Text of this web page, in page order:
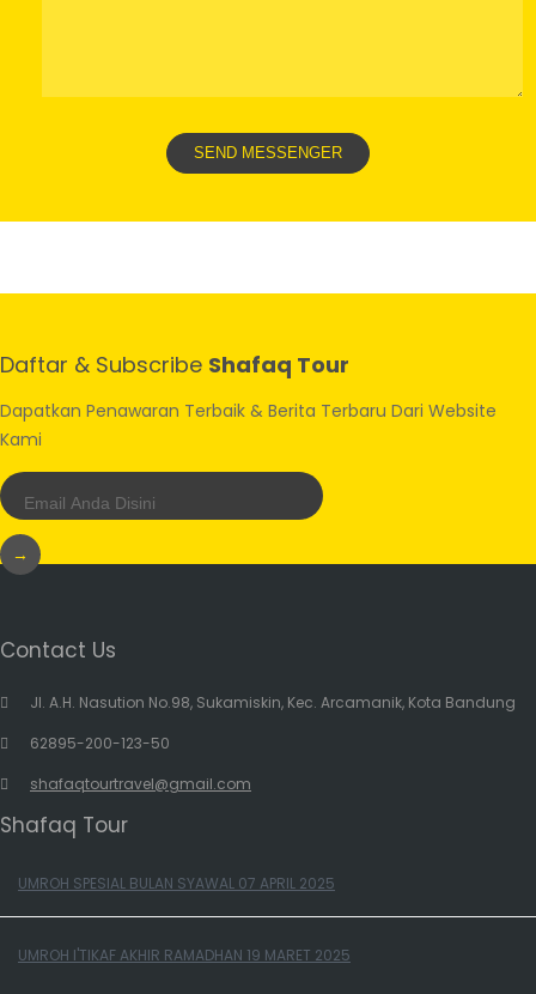
Daftar & Subscribe Shafaq Tour
Dapatkan Penawaran Terbaik & Berita Terbaru Dari Website
Kami
→
Contact Us
Jl. A.H. Nasution No.98, Sukamiskin, Kec. Arcamanik, Kota Bandung
62895-200-123-50
shafaqtourtravel@gmail.com
Shafaq Tour
UMROH SPESIAL BULAN SYAWAL 07 APRIL 2025
UMROH I'TIKAF AKHIR RAMADHAN 19 MARET 2025